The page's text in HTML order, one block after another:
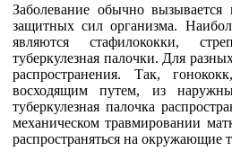
Заболевание обычно
защитных сил организма.
являются стафилококки,
туберкулезная палочки. Для
распространения. Так,
восходящим путем, из
туберкулезная палочка
механическом травмировании
распространяться на окружающие